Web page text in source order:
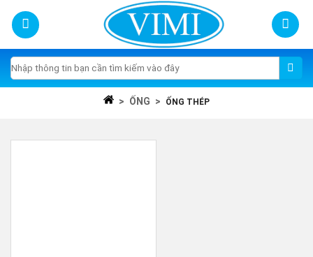
content
Tìm
kiếm:
> ỐNG > ỐNG THÉP